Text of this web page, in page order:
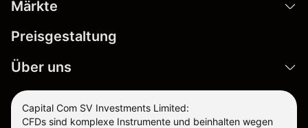
Märkte
Preisgestaltung
Über uns
Capital Com SV Investments Limited:
CFDs sind komplexe Instrumente und beinhalten wegen